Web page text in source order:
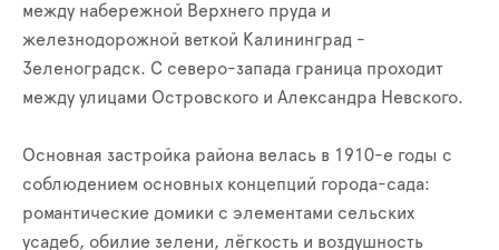
между набережной Верхнего пруда и
железнодорожной веткой Калининград -
Зеленоградск. С северо-запада граница проходит
между улицами Островского и Александра Невского.
Основная застройка района велась в 1910-е годы с
соблюдением основных концепций города-сада:
романтические домики с элементами сельских
усадеб, обилие зелени, лёгкость и воздушность